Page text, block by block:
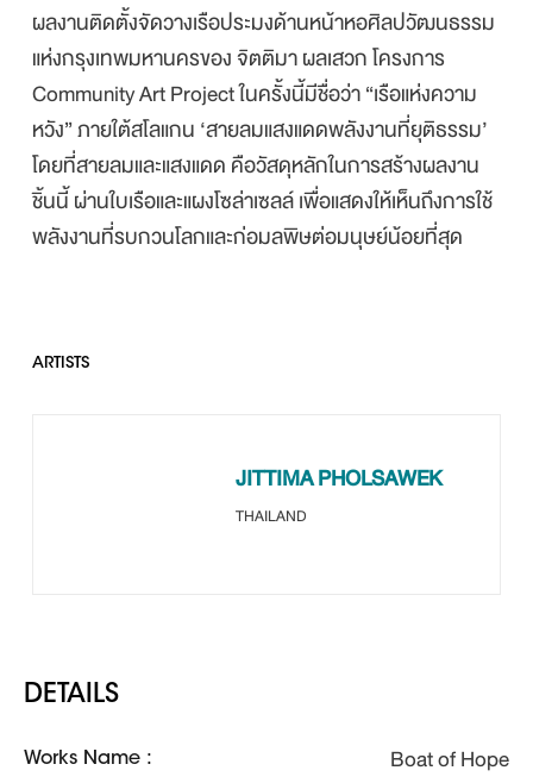
DETAILS
Works Name : Boat of Hope
ผลงานติดตั้งจัดวางเรือประมงด้านหน้าหอศิลปวัฒนธรรม
แห่งกรุงเทพมหานครของ จิตติมา ผลเสวก โครงการ
Community Art Project ในครั้งนี้มีชื่อว่า “เรือแห่งความ
หวัง” ภายใต้สโลแกน ‘สายลมแสงแดดพลังงานที่ยุติธรรม’
โดยที่สายลมและแสงแดด คือวัสดุหลักในการสร้างผลงาน
ชิ้นนี้ ผ่านใบเรือและแผงโซล่าเซลล์ เพื่อแสดงให้เห็นถึงการใช้
พลังงานที่รบกวนโลกและก่อมลพิษต่อมนุษย์น้อยที่สุด
ARTISTS
JITTIMA PHOLSAWEK
THAILAND